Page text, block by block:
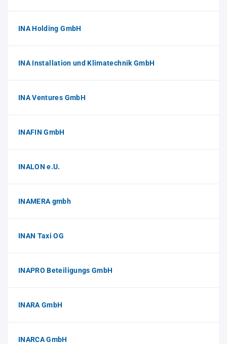
INA Holding GmbH
INA Installation und Klimatechnik GmbH
INA Ventures GmbH
INAFIN GmbH
INALON e.U.
INAMERA gmbh
INAN Taxi OG
INAPRO Beteiligungs GmbH
INARA GmbH
INARCA GmbH